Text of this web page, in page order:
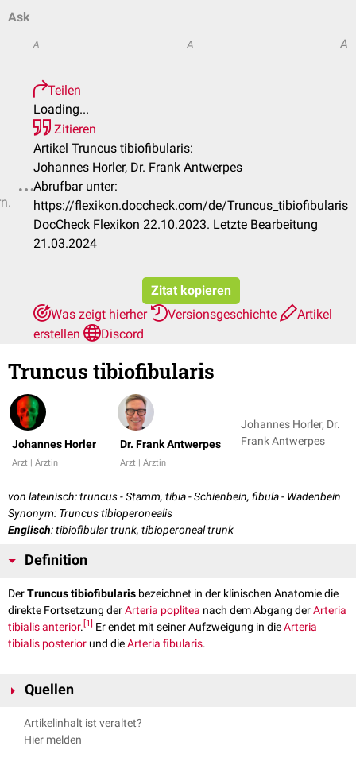
Ask
A A A
Teilen
Loading...
Zitieren
Artikel Truncus tibiofibularis:
Johannes Horler, Dr. Frank Antwerpes
Abrufbar unter:
https://flexikon.doccheck.com/de/Truncus_tibiofibularis
DocCheck Flexikon 22.10.2023. Letzte Bearbeitung
21.03.2024
Zitat kopieren
Was zeigt hierher
Versionsgeschichte
Artikel
erstellen
Discord
Truncus tibiofibularis
Johannes Horler
Arzt | Ärztin
Dr. Frank Antwerpes
Arzt | Ärztin
Johannes Horler, Dr.
Frank Antwerpes
von lateinisch: truncus - Stamm, tibia - Schienbein, fibula - Wadenbein
Synonym: Truncus tibioperonealis
Englisch: tibiofibular​ trunk, tibioperoneal trunk
Definition
DerTruncus tibiofibularis bezeichnet in der klinischen Anatomie die
direkte Fortsetzung derArteria poplitea nach dem Abgang derArteria
tibialis anterior. 1 Er endet mit seiner Aufzweigung in dieArteria
tibialis posterior und dieArteria fibularis.
Quellen
Basit H et al:
"Anatomy, Bony Pelvis and Lower Limb: Peroneal
Artikelinhalt ist veraltet?
Hier melden